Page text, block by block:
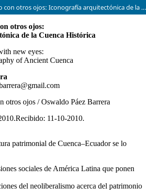
Ver lo mismo, pero con otros ojos: Iconografía arquitectónica de la Cuenca histórica